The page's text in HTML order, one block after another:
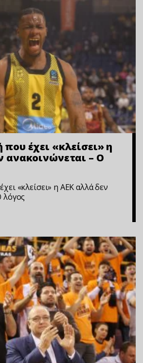
έχει «κλείσει» η
ανακοινώνεται – Ο
«κλείσει» η ΑΕΚ αλλά δεν
λόγος